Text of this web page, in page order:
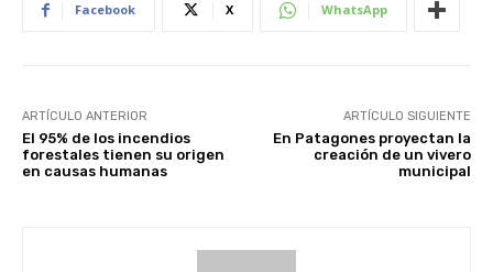
Facebook X WhatsApp
ARTÍCULO ANTERIOR
El 95% de los incendios
forestales tienen su origen
en causas humanas
ARTÍCULO SIGUIENTE
En Patagones proyectan la
creación de un vivero
municipal